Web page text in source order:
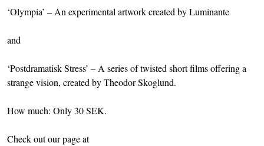
‘Olympia’ – An experimental artwork created by Luminante
and
‘Postdramatisk Stress’ – A series of twisted short films offering a
strange vision, created by Theodor Skoglund.
How much: Only 30 SEK.
Check out our page at